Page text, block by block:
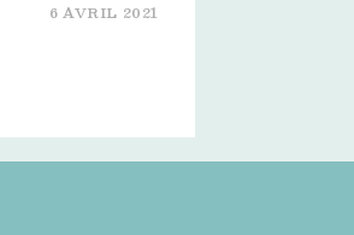
6 AVRIL 2021